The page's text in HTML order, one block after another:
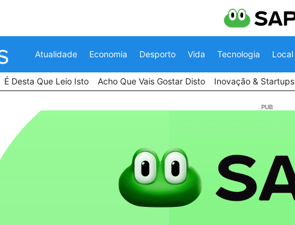
Atualidade Economia Desporto Vida Tecnologia Local
É Desta Que Leio Isto Acho Que Vais Gostar Disto Inovação & Startups